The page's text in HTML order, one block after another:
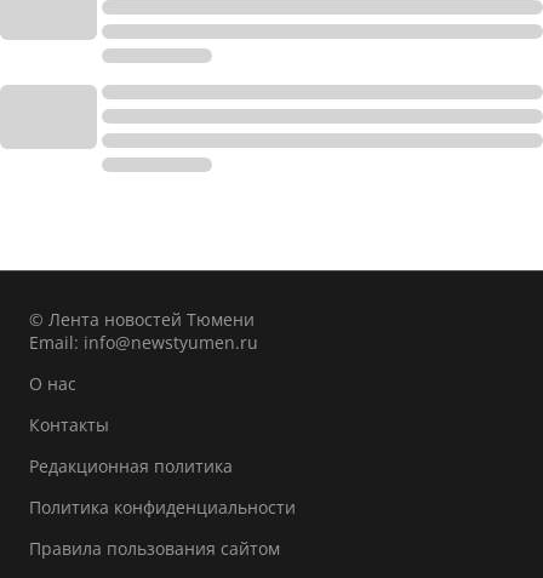
© Лента новостей Тюмени
Email: info@newstyumen.ru
О нас
Контакты
Редакционная политика
Политика конфиденциальности
Правила пользования сайтом